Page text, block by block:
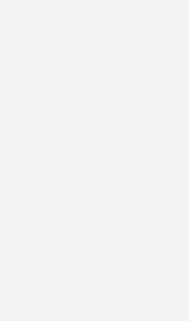
Sitz in Dortmund ermöglicht ab
Plug-in-Modulen, auch als
Energy mit. Damit macht
den Weg für die
die mit einem Stecker an die
Westnetz, eine Tochter von
Stromnetz in seiner Obhut.
allerdings die Anlage
die bürokratischen Hürden sehr
Namen und seine Adresse
der Module melden. Dann kann er
300 Watt ohne sonstige